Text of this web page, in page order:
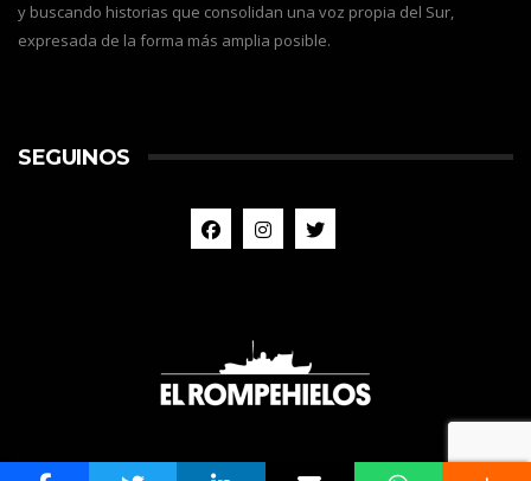
y buscando historias que consolidan una voz propia del Sur,
expresada de la forma más amplia posible.
SEGUINOS